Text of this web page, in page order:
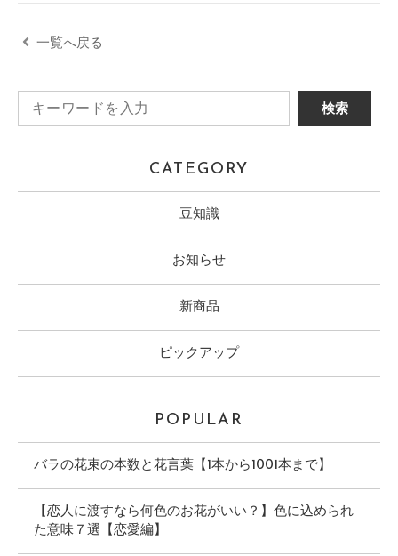
一覧へ戻る
CATEGORY
豆知識
お知らせ
新商品
ピックアップ
POPULAR
バラの花束の本数と花言葉【1本から1001本まで】
【恋人に渡すなら何色のお花がいい？】色に込められ
た意味７選【恋愛編】